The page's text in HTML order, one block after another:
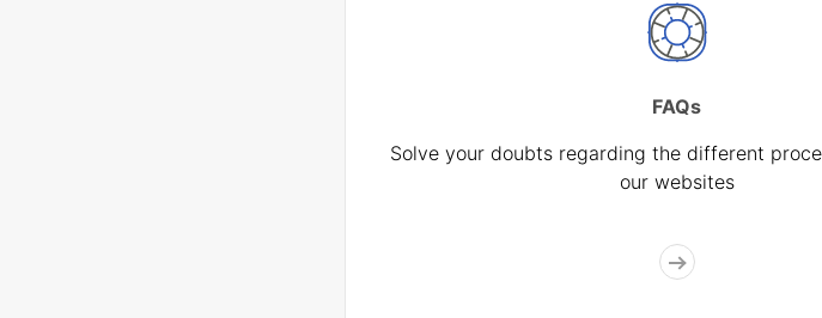
FAQs
Solve your doubts regarding the different
our websites